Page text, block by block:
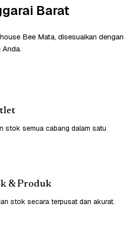
Barat
Bee Mata, disesuaikan dengan
stok semua cabang dalam satu
& Produk
stok secara terpusat dan akurat.